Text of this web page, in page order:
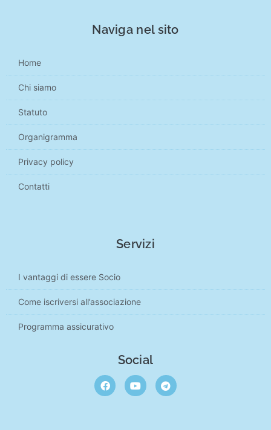
Naviga nel sito
Home
Chi siamo
Statuto
Organigramma
Privacy policy
Contatti
Servizi
I vantaggi di essere Socio
Come iscriversi all’associazione
Programma assicurativo
Social